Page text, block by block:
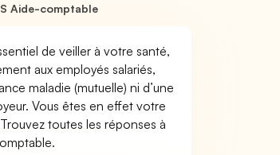
Aide-comptable
de veiller à votre santé,
aux employés salariés,
maladie (mutuelle) ni d’une
Vous êtes en effet votre
toutes les réponses à